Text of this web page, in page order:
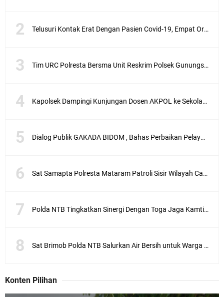
Telusuri Kontak Erat Dengan Pasien Covid-19, Empat Orang di Desa Kedaro Sekotong Dirapid
Tim URC Polresta Bersma Unit Reskrim Polsek Gunungsari Tangkap Pelaku Curanmor
Kapolsek Dampingi Kunjungan Dosen AKPOL ke Sekolah Rakyat Gunungsari
Dialog Publik GAKADA BIDOM , Bahas Perbaikan Pelayanan Medis di NTB
Sat Samapta Polresta Mataram Patroli Sisir Wilayah Cakranegara
Polda NTB Tingkatkan Sinergi Dengan Toga Jaga Kamtibmas
Sat Brimob Polda NTB Salurkan Air Bersih untuk Warga Terdampak Kekeringan
Konten Pilihan